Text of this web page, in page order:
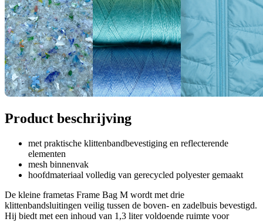
Product beschrijving
met praktische klittenbandbevestiging en reflecterende
elementen
mesh binnenvak
hoofdmateriaal volledig van gerecycled polyester gemaakt
De kleine frametas Frame Bag M wordt met drie
klittenbandsluitingen veilig tussen de boven- en zadelbuis bevestigd.
Hij biedt met een inhoud van 1,3 liter voldoende ruimte voor